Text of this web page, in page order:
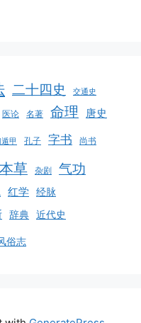
二十四史 交通史
医论 名著 命理 唐史
甲 孔子 字书 尚书
本草 杂剧 气功
红学 经脉
辞典 近代史
俗志